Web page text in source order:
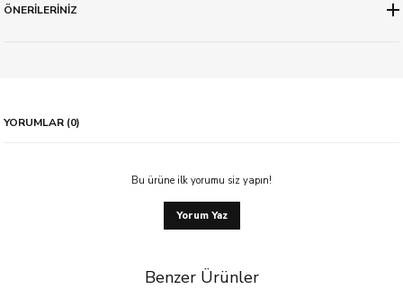
ÖNERİLERİNİZ
YORUMLAR (0)
Bu ürüne ilk yorumu siz yapın!
Yorum Yaz
Benzer Ürünler